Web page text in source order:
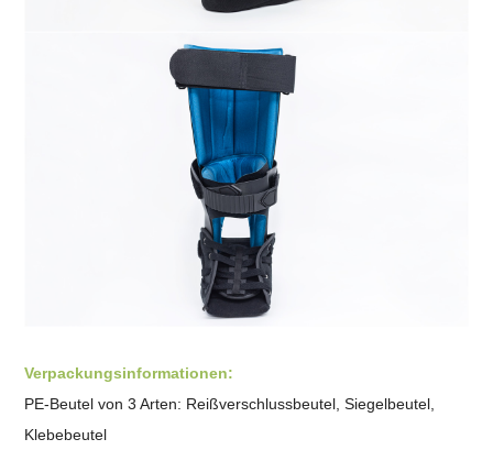
Verpackungsinformationen:
PE-Beutel von 3 Arten: Reißverschlussbeutel, Siegelbeutel,
Klebebeutel